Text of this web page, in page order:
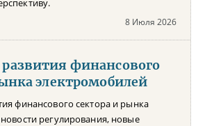
8 Июля 2026
финансового
электромобилей
финансового сектора и рынка
регулирования, новые